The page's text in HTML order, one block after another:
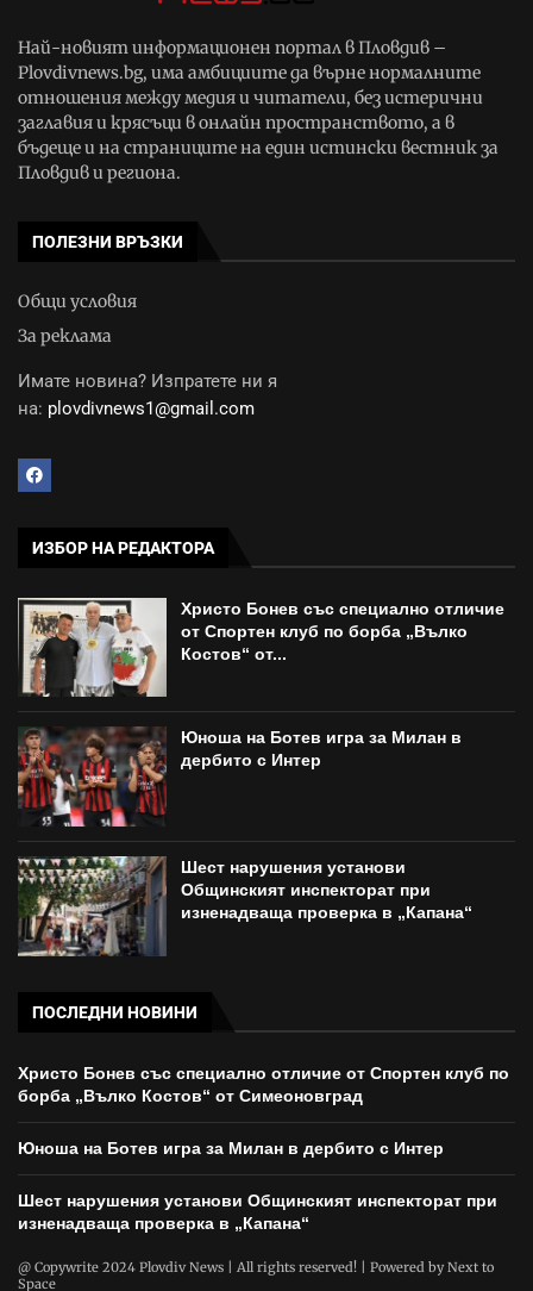
Най-новият информационен портал в Пловдив –
Plovdivnews.bg, има амбициите да върне нормалните
отношения между медия и читатели, без истерични
заглавия и крясъци в онлайн пространството, а в
бъдеще и на страниците на един истински вестник за
Пловдив и региона.
ПОЛЕЗНИ ВРЪЗКИ
Общи условия
За реклама
Имате новина? Изпратете ни я
на: plovdivnews1@gmail.com
ИЗБОР НА РЕДАКТОРА
Христо Бонев със специално отличие
от Спортен клуб по борба „Вълко
Костов“ от...
Юноша на Ботев игра за Милан в
дербито с Интер
Шест нарушения установи
Общинският инспекторат при
изненадваща проверка в „Капана“
ПОСЛЕДНИ НОВИНИ
Христо Бонев със специално отличие от Спортен клуб по
борба „Вълко Костов“ от Симеоновград
Юноша на Ботев игра за Милан в дербито с Интер
Шест нарушения установи Общинският инспекторат при
изненадваща проверка в „Капана“
@ Copywrite 2024 Plovdiv News | All rights reserved! | Powered byNext to
Space